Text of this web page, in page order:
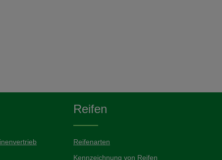
Reifen
Reifenarten
Kennzeichnung von Reifen